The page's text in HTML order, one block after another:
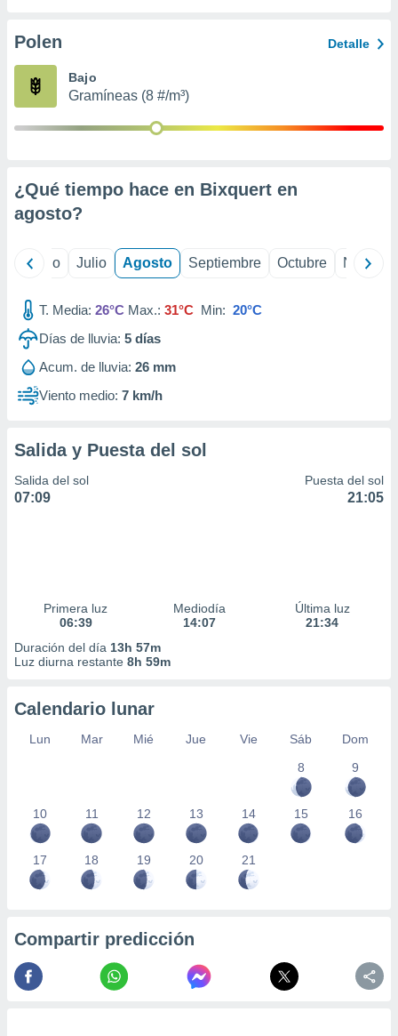
e
mediante
publicidad
publicidad
de
Polen Detalle
Bajo
Gramíneas (8 #/m³)
¿Qué tiempo hace en Bixquert en
agosto?
Junio Julio Agosto Septiembre Octubre
T. Media: 26°C Max.: 31°C Min: 20°C
Días de lluvia: 5 días
Acum. de lluvia: 26 mm
Viento medio: 7 km/h
Salida y Puesta del sol
Salida del sol
07:09
Puesta del sol
21:05
Primera luz
06:39
Mediodía
14:07
Última luz
21:34
Duración del día 13h 57m
Luz diurna restante 8h 59m
Calendario lunar
Lun Mar Mié Jue Vie Sáb
Dom
8
9
10 11 12 13 14 15 16
17 18 19 20 21
Compartir predicción